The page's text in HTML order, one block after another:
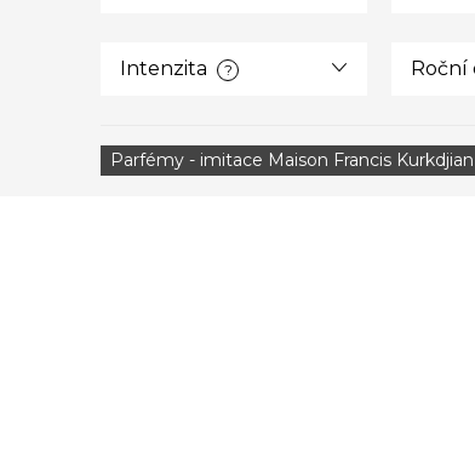
Intenzita ? Roční
Parfémy - imitace Maison Francis Kurkdjian